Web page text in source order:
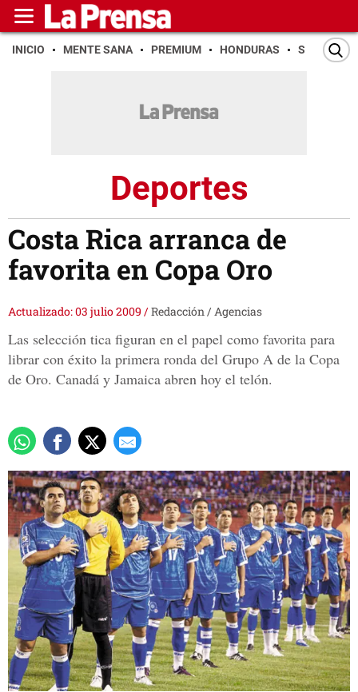
INICIO MENTE SANA PREMIUM HONDURAS SAN PEDRO
Deportes
Costa Rica arranca de
favorita en Copa Oro
Actualizado: 03 julio 2009 /Redacción / Agencias
Las selección tica figuran en el papel como favorita para
librar con éxito la primera ronda del Grupo A de la Copa
de Oro. Canadá y Jamaica abren hoy el telón.